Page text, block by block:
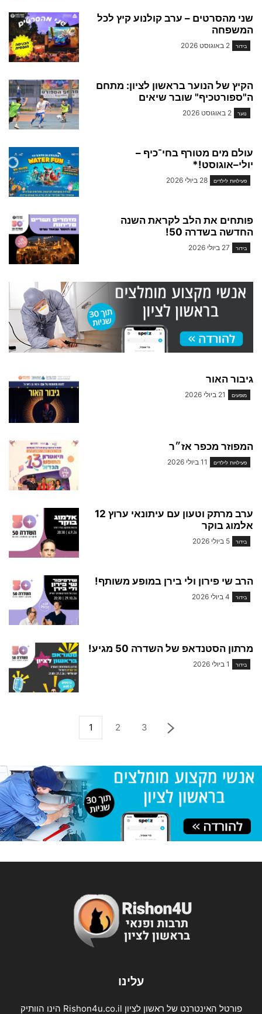
שני מהסרטים – ערב קולנוע קיץ לכל
המשפחה
בידור 2 באוגוסט 2026
הקיץ של הנוער בראשון לציון: מתחם
ה"ספורטכיף" שובר שיאים
נוער 2 באוגוסט 2026
עולם מים מטורף בחי־כיף –
יולי–אוגוסט!*
פעילויות לילדים 28 ביולי 2026
פותחים את הלב לקראת השנה
החדשה בשדרה 50!
בידור 27 ביולי 2026
גיבור האור
מופעים 21 ביולי 2026
המפוזר מכפר אז״ר
פעילויות לילדים 11 ביולי 2026
ערב מרתק וטעון עם עיתונאי ערוץ 12
אלמוג בוקר
בידור 5 ביולי 2026
הרב שי פירון ולי בירן במופע משותף!
בידור 4 ביולי 2026
מרתון הסטנדאפ של השדרה 50 מגיע!
בידור 1 ביולי 2026
1 2 3
עלינו
פורטל האינטרנט של ראשון לציון Rishon4u.co.il הינו הוותיק